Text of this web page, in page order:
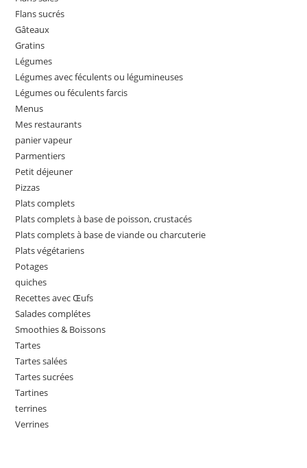
Flans sucrés
Gâteaux
Gratins
Légumes
Légumes avec féculents ou légumineuses
Légumes ou féculents farcis
Menus
Mes restaurants
panier vapeur
Parmentiers
Petit déjeuner
Pizzas
Plats complets
Plats complets à base de poisson, crustacés
Plats complets à base de viande ou charcuterie
Plats végétariens
Potages
quiches
Recettes avec Œufs
Salades complétes
Smoothies & Boissons
Tartes
Tartes salées
Tartes sucrées
Tartines
terrines
Verrines